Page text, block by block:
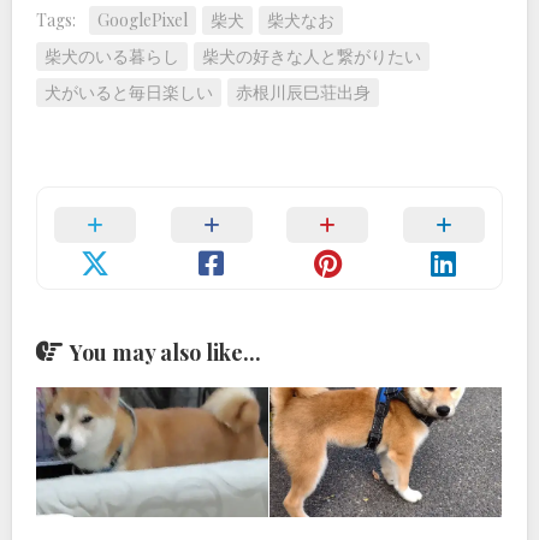
Tags: GooglePixel 柴犬
柴犬なお
柴犬のいる暮らし
柴犬の好きな人と繋がりたい
犬がいると毎日楽しい
赤根川辰巳荘出身
You may also like...